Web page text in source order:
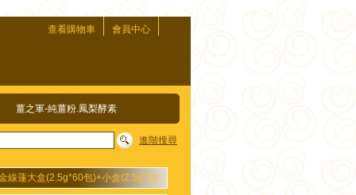
查看購物車 會員中心
薑之軍-純薑粉.鳳梨酵素
進階搜尋
線蓮大盒(2.5g*60包)+小盒(2.5g*10